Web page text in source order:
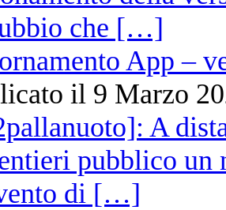
App –
il 9 Marzo